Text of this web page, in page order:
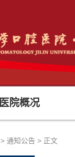
医院概况
> 通知公告 > 正文